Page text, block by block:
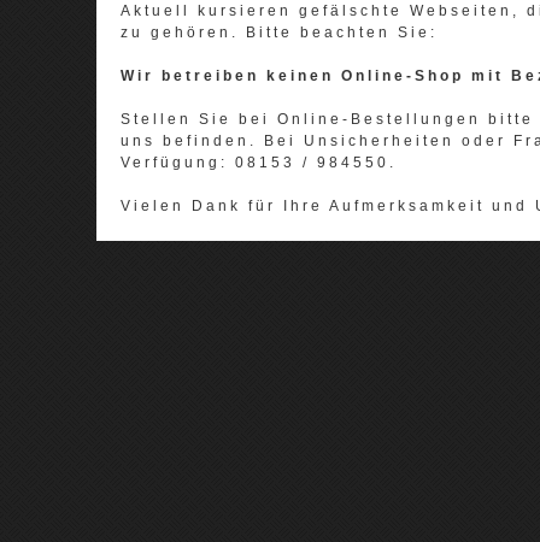
Aktuell kursieren gefälschte Webseiten,
zu gehören. Bitte beachten Sie:
Wir betreiben keinen Online-Shop mit
Stellen Sie bei Online-Bestellungen
uns befinden. Bei Unsicherheiten oder
Verfügung: 08153 / 984550.
Vielen Dank für Ihre Aufmerksamkeit und